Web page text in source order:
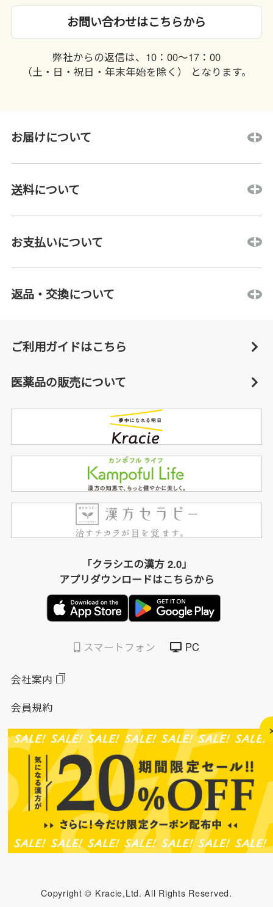
お問い合わせはこちらから
弊社からの返信は、10：00〜17：00
（土・日・祝日・年末年始を除く） となります。
お届けについて
送料について
お支払いについて
返品・交換について
ご利用ガイドはこちら
医薬品の販売について
「クラシエの漢方 2.0」
アプリダウンロードはこちらから
スマートフォン PC
会社案内
会員規約
個人情報保護方針
特定商取引法に基づく表示
このサイトについて
ソーシャルメディアポリシー
ソーシャルメディア規約
Copyright © Kracie,Ltd. All Rights Reserved.